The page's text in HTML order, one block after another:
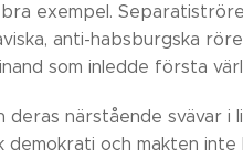
exempel.
anti-habsburgska
som inledde första
närstående svävar i
demokrati och makten